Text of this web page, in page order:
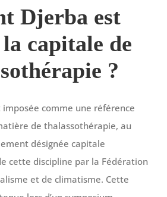
Djerba est
capitale de
?
imposée comme une référence
de thalassothérapie, au
désignée capitale
cette discipline par la Fédération
et de climatisme. Cette